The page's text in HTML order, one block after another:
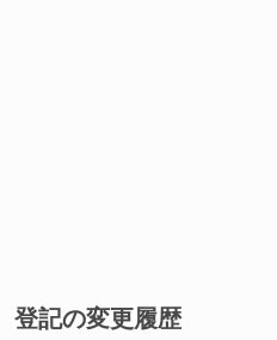
登記の変更履歴